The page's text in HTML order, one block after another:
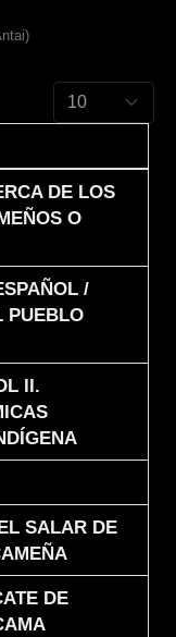
Cantidad a
DE LOS
O
/
PUEBLO
II.
SALAR DE
DE